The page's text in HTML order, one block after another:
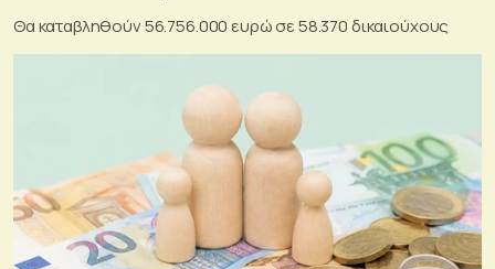
Θα καταβληθούν 56.756.000 ευρώ σε 58.370 δικαιούχους